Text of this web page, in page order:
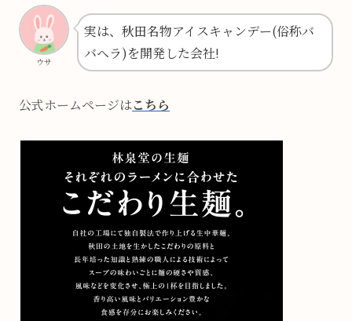
ウサ
実は、秋田名物アイスキャンデー(俗称バ
バヘラ)を開発した会社!
公式ホームページはこちら